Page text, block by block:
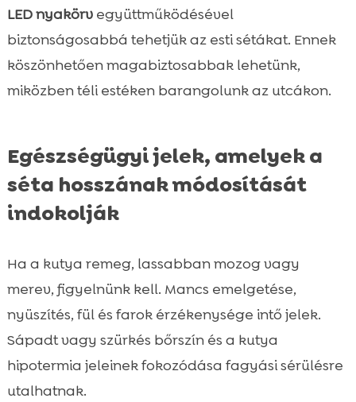
LED nyakörvegyüttműködésével
biztonságosabbá tehetjük az esti sétákat. Ennek
köszönhetően magabiztosabbak lehetünk,
miközben téli estéken barangolunk az utcákon.
Egészségügyi jelek, amelyek a
séta hosszának módosítását
indokolják
Ha a kutya remeg, lassabban mozog vagy
merev, figyelnünk kell. Mancs emelgetése,
nyüszítés, fül és farok érzékenysége intő jelek.
Sápadt vagy szürkés bőrszín és a kutya
hipotermia jeleinek fokozódása fagyási sérülésre
utalhatnak.